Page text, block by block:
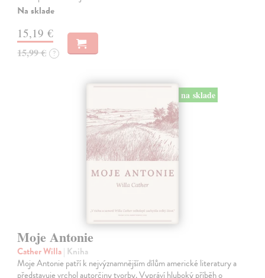
Na sklade
15,19 €
15,99 € ?
na sklade
Moje Antonie
Cather Willa| Kniha
Moje Antonie patří k nejvýznamnějším dílům americké literatury a
představuje vrchol autorčiny tvorby. Vypráví hluboký příběh o